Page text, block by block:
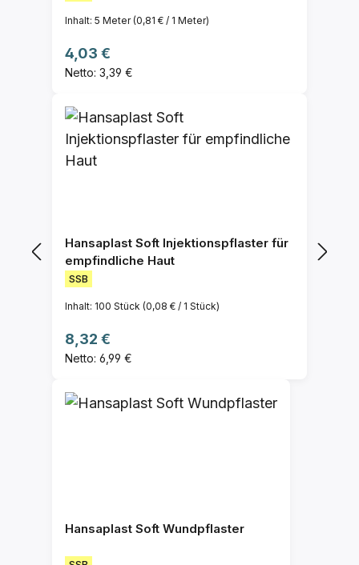
Inhalt: 5 Meter(0,81 € / 1 Meter)
Regulärer Preis:
4,03 €
Netto: 3,39 €
Hansaplast Soft Injektionspflaster für
empfindliche Haut
SSB
Inhalt: 100 Stück (0,08 € / 1 Stück)
Regulärer Preis:
8,32 €
Netto: 6,99 €
Hansaplast Soft Wundpflaster